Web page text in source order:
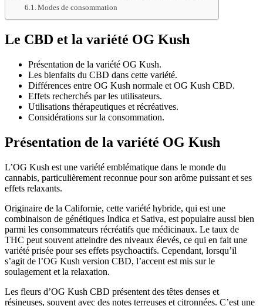
Modes de consommation
Le CBD et la variété OG Kush
Présentation de la variété OG Kush.
Les bienfaits du CBD dans cette variété.
Différences entre OG Kush normale et OG Kush CBD.
Effets recherchés par les utilisateurs.
Utilisations thérapeutiques et récréatives.
Considérations sur la consommation.
Présentation de la variété OG Kush
L’OG Kush est une variété emblématique dans le monde du
cannabis, particulièrement reconnue pour son arôme puissant et ses
effets relaxants.
Originaire de la Californie, cette variété hybride, qui est une
combinaison de génétiques Indica et Sativa, est populaire aussi bien
parmi les consommateurs récréatifs que médicinaux. Le taux de
THC peut souvent atteindre des niveaux élevés, ce qui en fait une
variété prisée pour ses effets psychoactifs. Cependant, lorsqu’il
s’agit de l’OG Kush version CBD, l’accent est mis sur le
soulagement et la relaxation.
Les fleurs d’OG Kush CBD présentent des têtes denses et
résineuses, souvent avec des notes terreuses et citronnées. C’est une